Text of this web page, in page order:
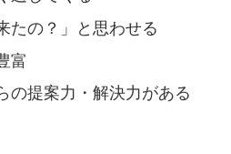
たの？」と思わせる
富
の提案力・解決力がある